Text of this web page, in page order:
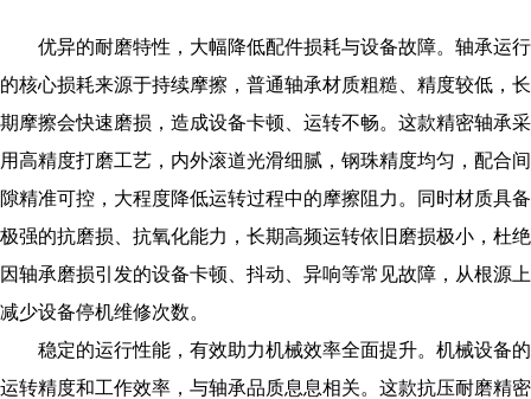
优异的耐磨特性，大幅降低配件损耗与设备故障。轴承运行
的核心损耗来源于持续摩擦，普通轴承材质粗糙、精度较低，长
期摩擦会快速磨损，造成设备卡顿、运转不畅。这款精密轴承采
用高精度打磨工艺，内外滚道光滑细腻，钢珠精度均匀，配合间
隙精准可控，大程度降低运转过程中的摩擦阻力。同时材质具备
极强的抗磨损、抗氧化能力，长期高频运转依旧磨损极小，杜绝
因轴承磨损引发的设备卡顿、抖动、异响等常见故障，从根源上
减少设备停机维修次数。
稳定的运行性能，有效助力机械效率全面提升。机械设备的
运转精度和工作效率，与轴承品质息息相关。这款抗压耐磨精密